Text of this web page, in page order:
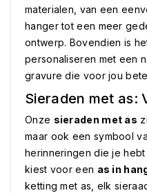
materialen, van een
hanger tot een meer
ontwerp. Bovendien is
personaliseren met een
gravure die voor jou
Sieraden met as:
Onze sieraden met as
maar ook een symbool
herinneringen die je
kiest voor een as in
ketting met as, elk